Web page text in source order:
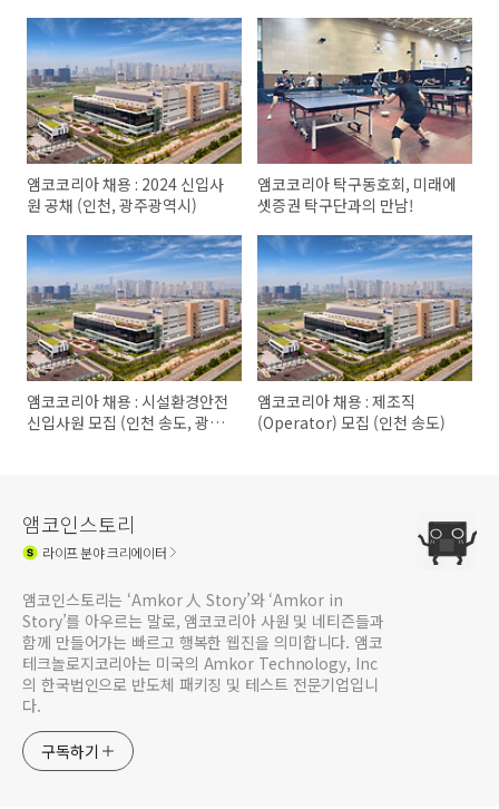
앰코코리아 채용 : 2024 신입사
원 공채 (인천, 광주광역시)
앰코코리아 탁구동호회, 미래에
셋증권 탁구단과의 만남!
앰코코리아 채용 : 시설환경안전
신입사원 모집 (인천 송도, 광주
앰코코리아 채용 : 제조직
(Operator) 모집 (인천 송도)
앰코인스토리
라이프분야 크리에이터
앰코인스토리는 ‘Amkor 人 Story’와 ‘Amkor in
Story’를 아우르는 말로, 앰코코리아 사원 및 네티즌들과
함께 만들어가는 빠르고 행복한 웹진을 의미합니다. 앰코
테크놀로지코리아는 미국의 Amkor Technology, Inc
의 한국법인으로 반도체 패키징 및 테스트 전문기업입니
다.
구독하기